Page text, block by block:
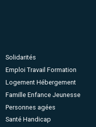
Solidarités
Emploi Travail Formation
Logement Hébergement
Famille Enfance Jeunesse
Personnes agées
Santé Handicap